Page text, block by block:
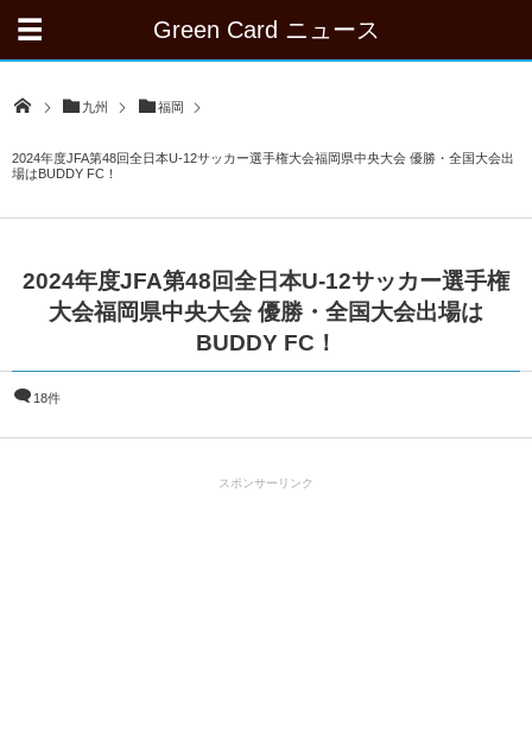
Green Card ニュース
九州 福岡
2024年度JFA第48回全日本U-12サッカー選手権大会福岡県中央大会 優勝・全国大会出
場はBUDDY FC！
2024年度JFA第48回全日本U-12サッカー選手権
大会福岡県中央大会 優勝・全国大会出場は
BUDDY FC！
18件
スポンサーリンク